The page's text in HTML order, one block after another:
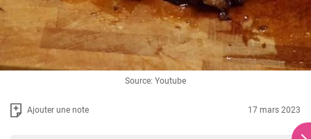
Source: Youtube
Ajouter une note 17 mars 2023